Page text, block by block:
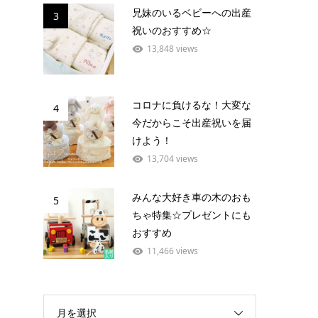
3
兄妹のいるベビーへの出産
祝いのおすすめ☆
13,848 views
4
コロナに負けるな！大変な
今だからこそ出産祝いを届
けよう！
13,704 views
5
みんな大好き車の木のおも
ちゃ特集☆プレゼントにも
おすすめ
11,466 views
月を選択